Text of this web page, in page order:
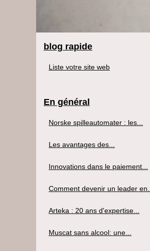
blog rapide
Liste votre site web
En général
Norske spilleautomater : les...
Les avantages des...
Innovations dans le paiement...
Comment devenir un leader en...
Arteka : 20 ans d'expertise...
Muscat sans alcool: une...